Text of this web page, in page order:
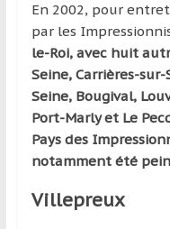
En 2002, pour
par les
le-Roi, avec huit
Seine, Carrières-
Seine, Bougival,
Port-Marly et Le
Pays des
notamment été
Villepreux